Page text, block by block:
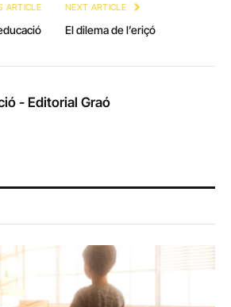
ARTICLE NEXT ARTICLE
El dilema de l’eriçó
- Editorial Graó